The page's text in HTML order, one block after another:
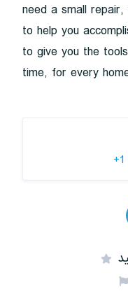
need a small
to help you
to give you the
time, for every